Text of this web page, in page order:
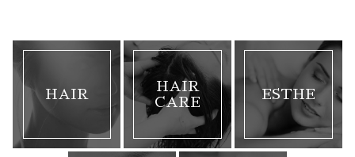
HAIR
HAIR
CARE
ESTHE